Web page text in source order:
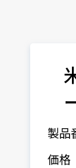
製品
価格